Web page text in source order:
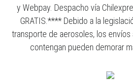
y Webpay. Despacho vía
GRATIS.**** Debido a la
transporte de aerosoles, los envíos
contengan pueden demorar